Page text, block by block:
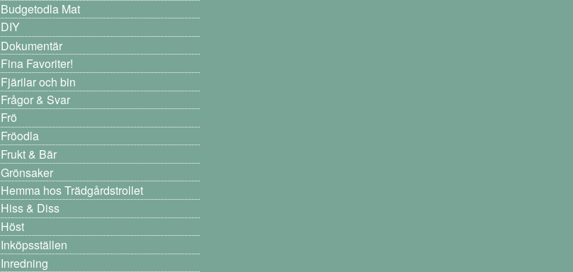
Budgetodla Mat
DIY
Dokumentär
Fina Favoriter!
Fjärilar och bin
Frågor & Svar
Frö
Fröodla
Frukt & Bär
Grönsaker
Hemma hos Trädgårdstrollet
Hiss & Diss
Höst
Inköpsställen
Inredning